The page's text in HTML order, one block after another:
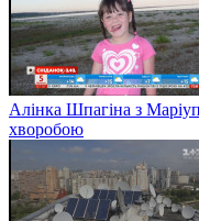
Алінка Шпагіна з
хворобою